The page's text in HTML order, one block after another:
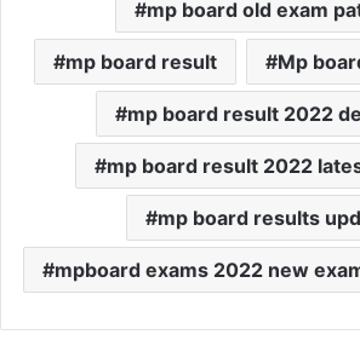
mp board old exam
mp board result Mp
mp board result 2022
mp board result 2022
mp board results
mpboard exams 2022 new